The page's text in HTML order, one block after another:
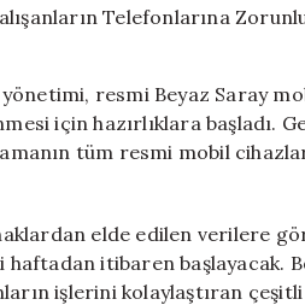
yönetimi, resmi Beyaz Saray
için hazırlıklara başladı.
tüm resmi mobil
elde edilen verilere
itibaren başlayacak.
işlerini kolaylaştıran